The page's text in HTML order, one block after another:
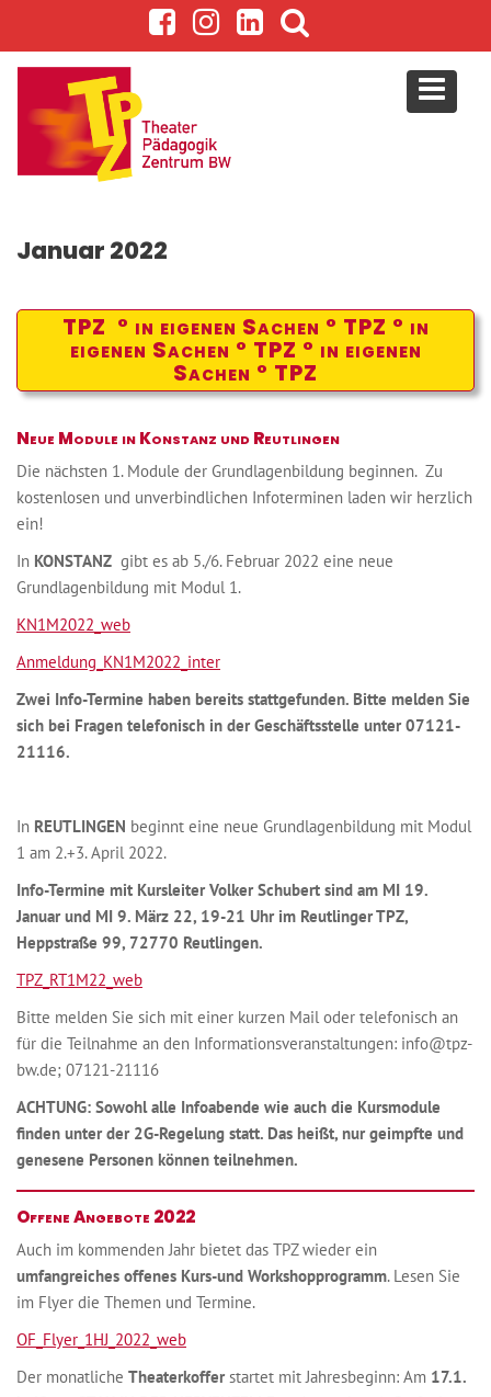
Januar 2022
TPZ ° in eigenen Sachen ° TPZ ° in
eigenen Sachen ° TPZ ° in eigenen
Sachen ° TPZ
Neue Module in Konstanz und Reutlingen
Die nächsten 1. Module der Grundlagenbildung beginnen. Zu
kostenlosen und unverbindlichen Infoterminen laden wir herzlich
ein!
In KONSTANZ gibt es ab 5./6. Februar 2022 eine neue
Grundlagenbildung mit Modul 1.
KN1M2022_web
Anmeldung_KN1M2022_inter
Zwei Info-Termine haben bereits stattgefunden. Bitte melden Sie
sich bei Fragen telefonisch in der Geschäftsstelle unter 07121-
21116.
In REUTLINGEN beginnt eine neue Grundlagenbildung mit Modul
1 am 2.+3. April 2022.
Info-Termine mit Kursleiter Volker Schubert sind am MI 19.
Januar und MI 9. März 22, 19-21 Uhr im Reutlinger TPZ,
Heppstraße 99, 72770 Reutlingen.
TPZ_RT1M22_web
Bitte melden Sie sich mit einer kurzen Mail oder telefonisch an
für die Teilnahme an den Informationsveranstaltungen: info@tpz-
bw.de; 07121-21116
ACHTUNG: Sowohl alle Infoabende wie auch die Kursmodule
finden unter der 2G-Regelung statt. Das heißt, nur geimpfte und
genesene Personen können teilnehmen.
Offene Angebote 2022
Auch im kommenden Jahr bietet das TPZ wieder ein
umfangreiches offenes Kurs-und Workshopprogramm. Lesen Sie
im Flyer die Themen und Termine.
OF_Flyer_1HJ_2022_web
Der monatliche Theaterkofferstartet mit Jahresbeginn: Am 17.1.